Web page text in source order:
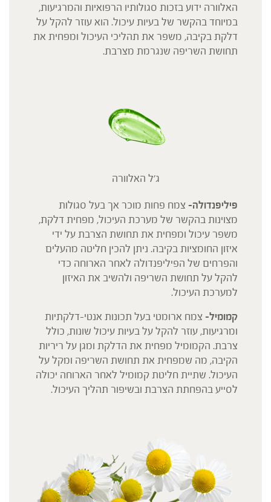
האלוורה ידוע בזכות סגולותיו הרפואיות והמרגיעות,
במיוחד בהקשר של בעיות עיכול. הוא עוזר להקל על
דלקת בקיבה, משפר את תהליכי העיכול ומפחית את
תחושת השריפה שנגרמת מצרבת.
ג'ל האלוורה
פיליפנדולה-צמח פחות מוכר אך בעל סגולות
מצוינות בהקשר של מערכת העיכול, מפחית דלקת,
משפר עיכול ומפחית את תחושת הצרבת על ידי
איזון החומציות בקיבה. ניתן להכין חליטה מהעלים
והפרחים של הפיליפנדולה לאחר הארוחה כדי
להקל על תחושת השריפה ולהשיב את האיזון
למערכת העיכול.
קמומיל-צמח ארומטי בעל תכונות אנטי-דלקתיות
ומרגיעות, עוזר להקל על בעיות עיכול שונות, כולל
צרבת. הקמומיל מפחית את הדלקת ומגן על ריריות
הקיבה, מה שמפחית את תחושת השריפה ומקל על
העיכול. שתיית חליטת קמומיל לאחר הארוחה יכולה
לסייע בהפחתת הצרבת ובשיפור תהליך העיכול.